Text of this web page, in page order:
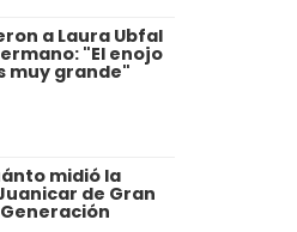
a Laura Ubfal
"El enojo
muy grande"
midió la
de Gran